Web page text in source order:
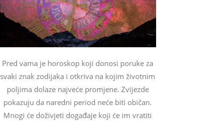
Pred vama je horoskop koji donosi poruke za
svaki znak zodijaka i otkriva na kojim životnim
poljima dolaze najveće promjene. Zvijezde
pokazuju da naredni period neće biti običan.
Mnogi će doživjeti događaje koji će im vratiti